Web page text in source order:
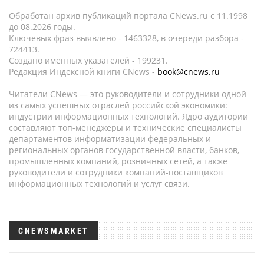
Обработан архив публикаций портала CNews.ru c 11.1998
до 08.2026 годы.
Ключевых фраз выявлено - 1463328, в очереди разбора -
724413.
Создано именных указателей - 199231.
Редакция Индексной книги CNews - book@cnews.ru
Читатели CNews — это руководители и сотрудники одной
из самых успешных отраслей российской экономики:
индустрии информационных технологий. Ядро аудитории
составляют топ-менеджеры и технические специалисты
департаментов информатизации федеральных и
региональных органов государственной власти, банков,
промышленных компаний, розничных сетей, а также
руководители и сотрудники компаний-поставщиков
информационных технологий и услуг связи.
CNEWSMARKET